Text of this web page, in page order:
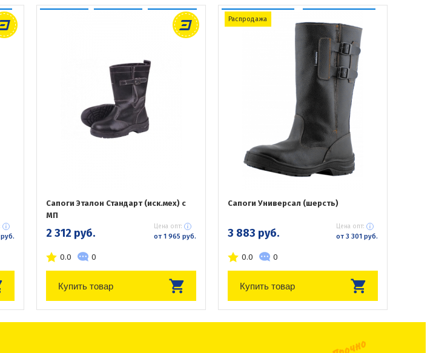
Сапоги Эталон Стандарт (иск.мех) с
МП
2 312 руб. Цена опт:
от 1 965 руб.
0.0 0
Купить товар
Распродажа
Сапоги Универсал (шерсть)
3 883 руб. Цена опт:
от 3 301 руб.
0.0 0
Купить товар